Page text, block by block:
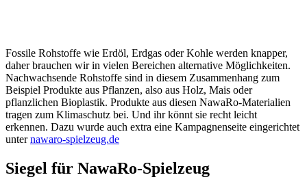
Fossile Rohstoffe wie Erdöl, Erdgas oder Kohle werden knapper,
daher brauchen wir in vielen Bereichen alternative Möglichkeiten.
Nachwachsende Rohstoffe sind in diesem Zusammenhang zum
Beispiel Produkte aus Pflanzen, also aus Holz, Mais oder
pflanzlichen Bioplastik. Produkte aus diesen NawaRo-Materialien
tragen zum Klimaschutz bei. Und ihr könnt sie recht leicht
erkennen. Dazu wurde auch extra eine Kampagnenseite eingerichtet
unternawaro-spielzeug.de
Siegel für NawaRo-Spielzeug